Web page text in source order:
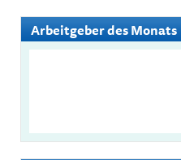
Arbeitgeber des Monats